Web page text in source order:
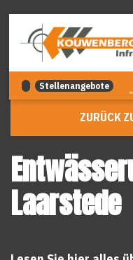
Stellenangebote
ZURÜCK
Laarstede